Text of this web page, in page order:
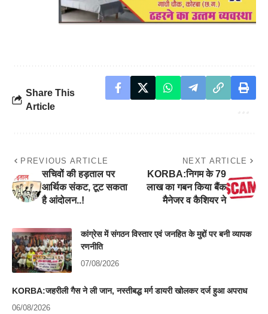
Share This
Article
PREVIOUS ARTICLE
सचिवों की हड़ताल पर
आर्थिक संकट, टूट सकता
है आंदोलन..!
NEXT ARTICLE
KORBA:निगम के 79
लाख का गबन किया बैंक
मैनेजर व कैशियर ने
कांग्रेस में संगठन विस्तार एवं जनहित के मुद्दों पर बनी व्यापक
रणनीति
07/08/2026
KORBA:जहरीली गैस ने ली जान, नस्तीबद्ध मर्ग डायरी खोलकर दर्ज हुआ अपराध
06/08/2026